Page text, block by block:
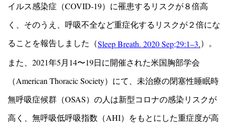
イルス感染症（COVID-19）に罹患するリスクが８倍高
く、そのうえ、呼吸不全など重症化するリスクが２倍にな
ることを報告しました（Sleep Breath. 2020 Sep;29:1–3.）。
また、2021年5月14〜19日に開催された米国胸部学会
（American Thoracic Society）にて、未治療の閉塞性睡眠時
無呼吸症候群（OSAS）の人は新型コロナの感染リスクが
高く、無呼吸低呼吸指数（AHI）をもとにした重症度が高